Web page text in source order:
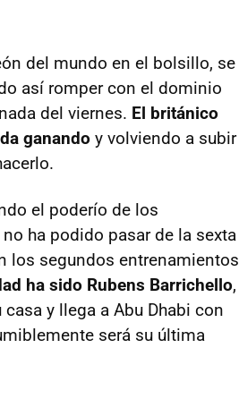
del mundo en el bolsillo, se
así romper con el dominio
del viernes. El británico
ganando y volviendo a subir
el poderío de los
ha podido pasar de la sexta
los segundos entrenamientos
ha sido Rubens Barrichello,
y llega a Abu Dhabi con
será su última